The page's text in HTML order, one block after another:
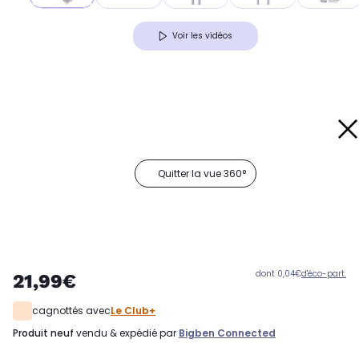
Voir les vidéos
Quitter la vue 360°
21,99€ dont 0,04€d'éco-part.
cagnottés avecLe Club+
produit neuf vendu & expédié par Bigben Connected